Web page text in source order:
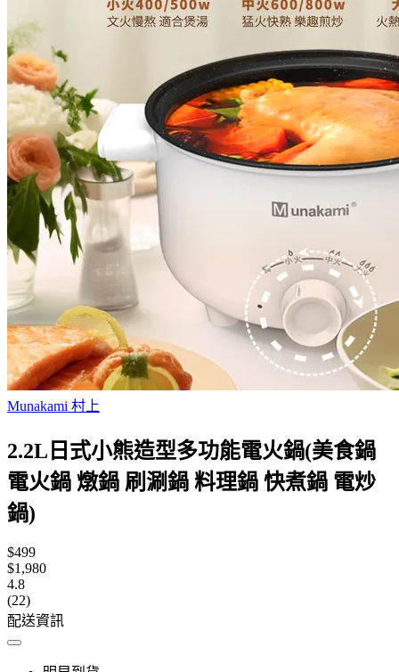
Munakami 村上
2.2L日式小熊造型多功能電火鍋(美食鍋
電火鍋 燉鍋 刷涮鍋 料理鍋 快煮鍋 電炒
鍋)
$499
$1,980
4.8
(22)
配送資訊